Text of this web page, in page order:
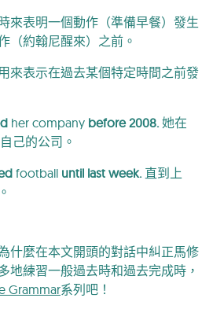
來表明一個動作（準備早餐）發生
（約翰尼醒來）之前。
來表示在過去某個特定時間之前發
her company before 2008.她在
己的公司。
football until last week. 直到上
什麼在本文開頭的對話中糾正馬修
地練習一般過去時和過去完成時，
Grammar系列吧！